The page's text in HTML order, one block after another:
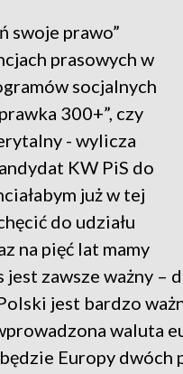
swoje prawo”
prasowych w
socjalnych
300+”, czy
- wylicza
KW PiS do
już w tej
do udziału
na pięć lat mamy
jest zawsze ważny –
jest bardzo
waluta
Europy dwóch